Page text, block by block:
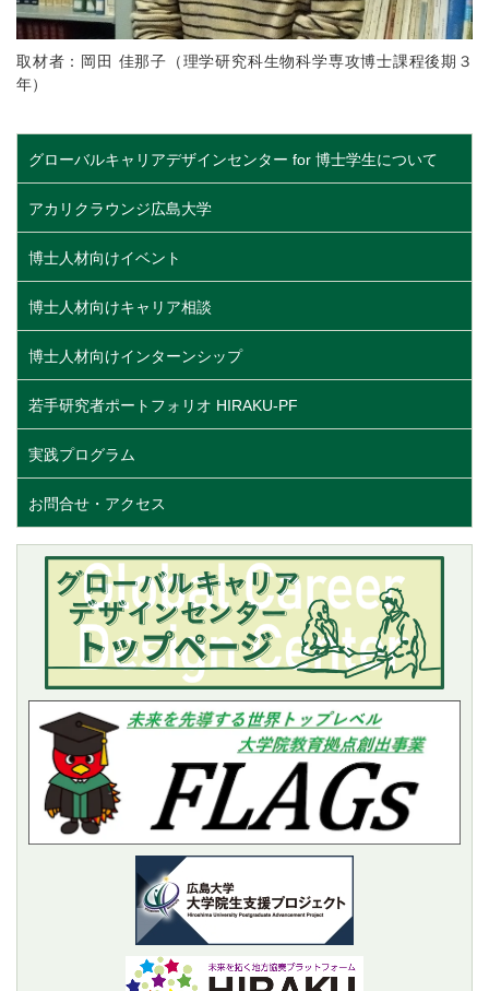
取材者：岡田 佳那子（理学研究科生物科学専攻博士課程後期３
年）
グローバルキャリアデザインセンター for 博士学生について
アカリクラウンジ広島大学
博士人材向けイベント
博士人材向けキャリア相談
博士人材向けインターンシップ
若手研究者ポートフォリオ HIRAKU-PF
実践プログラム
お問合せ・アクセス